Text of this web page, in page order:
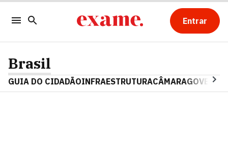
Entrar
Brasil
GUIA DO CIDADÃOINFRAESTRUTURACÂMARAGOVERNO